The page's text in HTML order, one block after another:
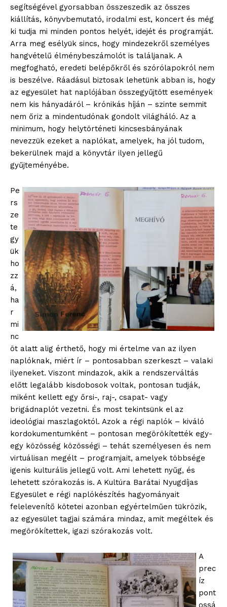
segítségével gyorsabban összeszedik az összes
kiállítás, könyvbemutató, irodalmi est, koncert és még
ki tudja mi minden pontos helyét, idejét és programját.
Arra meg esélyük sincs, hogy mindezekről személyes
hangvételű élménybeszámolót is találjanak. A
megfogható, eredeti belépőkről és szórólapokról nem
is beszélve. Ráadásul biztosak lehetünk abban is, hogy
az egyesület hat naplójában összegyűjtött események
nem kis hányadáról – krónikás híján – szinte semmit
nem őriz a mindentudónak gondolt világháló. Az a
minimum, hogy helytörténeti kincsesbányának
nevezzük ezeket a naplókat, amelyek, ha jól tudom,
bekerülnek majd a könyvtár ilyen jellegű
gyűjteményébe.
Pe
rs
ze
te
gy
ük
ho
zz
á,
ha
r
mi
nc
öt alatt alig érthető, hogy mi értelme van az ilyen
naplóknak, miért ír – pontosabban szerkeszt – valaki
ilyeneket. Viszont mindazok, akik a rendszerváltás
előtt legalább kisdobosok voltak, pontosan tudják,
miként kellett egy őrsi-, raj-, csapat- vagy
brigádnaplót vezetni. És most tekintsünk el az
ideológiai maszlagoktól. Azok a régi naplók – kiváló
kordokumentumként – pontosan megörökítették egy-
egy közösség közösségi – tehát személyesen és nem
virtuálisan megélt – programjait, amelyek többsége
igenis kulturális jellegű volt. Ami lehetett nyűg, és
lehetett szórakozás is. A Kultúra Barátai Nyugdíjas
Egyesület e régi naplókészítés hagyományait
felelevenítő kötetei azonban egyértelműen tükrözik,
az egyesület tagjai számára mindaz, amit megéltek és
megörökítettek, igazi szórakozás volt.
A
prec
íz
pont
ossá